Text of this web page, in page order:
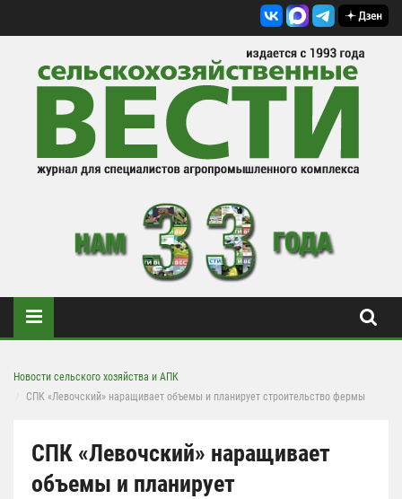
Новости сельского хозяйства и АПК
СПК «Левочский» наращивает объемы и планирует строительство фермы
СПК «Левочский» наращивает
объемы и планирует